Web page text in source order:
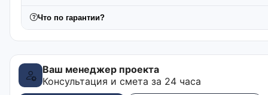
Что по гарантии?
Ваш менеджер проекта
Консультация и смета за 24 часа